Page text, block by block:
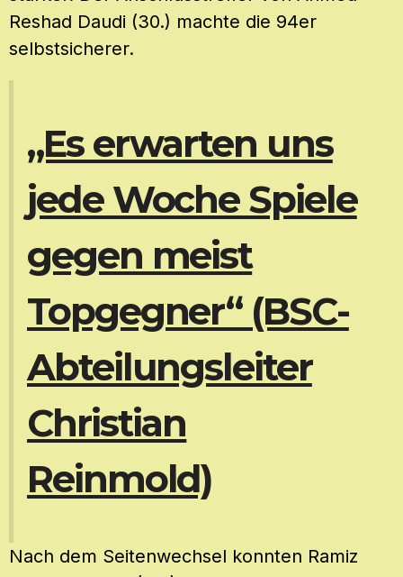
Reshad Daudi (30.) machte die 94er
selbstsicherer.
„Es erwarten uns
jede Woche Spiele
gegen meist
Topgegner“ (BSC-
Abteilungsleiter
Christian
Reinmold)
Nach dem Seitenwechsel konnten Ramiz